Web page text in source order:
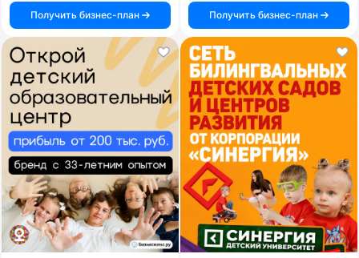
Получить бизнес-план
Получить бизнес-план